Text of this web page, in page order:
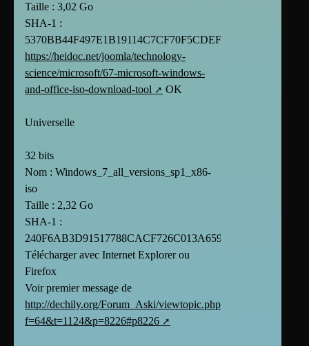
Taille : 3,02 Go
SHA-1 :
5370BB44F497E1B19114C7CF70F5CDEF9F3A2582
https://heidoc.net/joomla/technology-
science/microsoft/67-microsoft-windows-
and-office-iso-download-tool
OK
Universelle
32 bits
Nom : Windows_7_all_versions_sp1_x86-
iso
Taille : 2,32 Go
SHA-1 :
240F6AB3D91517788CACF726C013A65963518D5B
Télécharger avec Internet Explorer ou
Firefox
Voir premier message de
http://dechily.org/Forum_Aski/viewtopic.php?
f=64&t=1124&p=8226#p8226